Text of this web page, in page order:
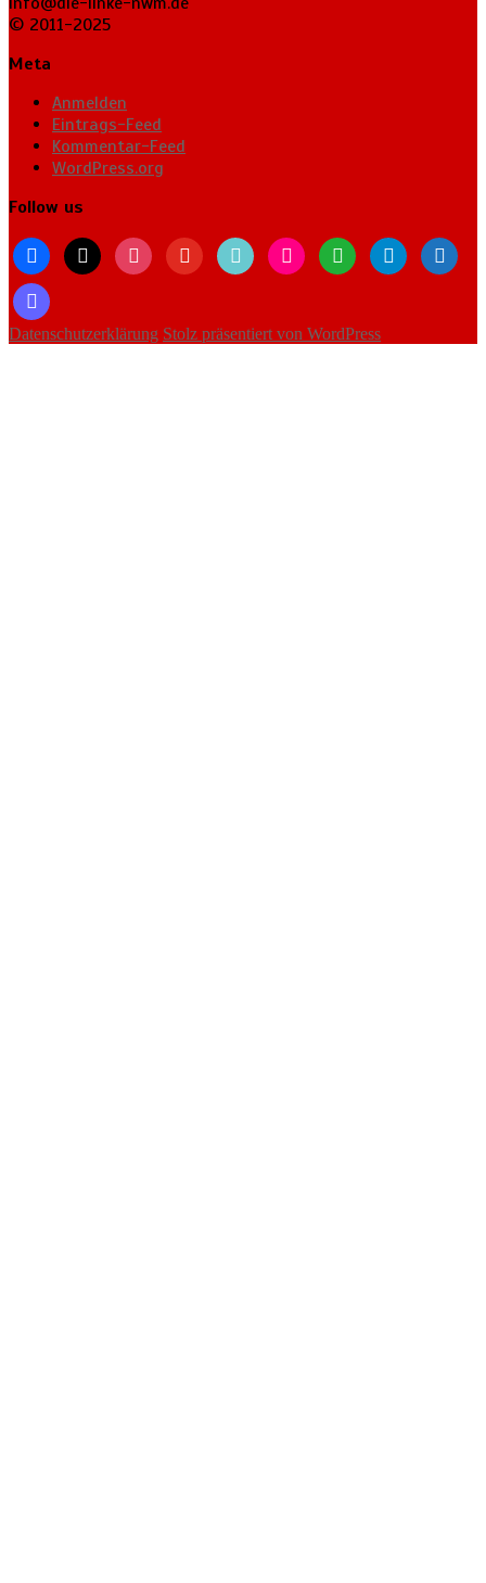
© 2011-2025
Meta
Anmelden
Eintrags-Feed
Kommentar-Feed
WordPress.org
Follow us
facebook
x instagramyoutubetiktok flickr whatsapptelegrambluesky
mastodon
Datenschutzerklärung Stolz präsentiert von WordPress